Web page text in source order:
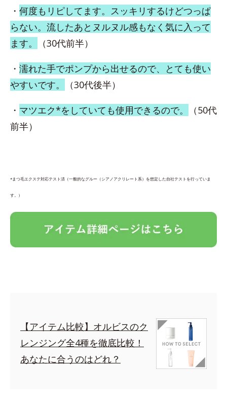
・ 何度もリピしてます。スッキリするけどつっぱ
らない。流したあとヌルヌル感もなく気に入って
ます。
（30代前半）
・ 濡れた手でポンプから出せるので、とても使い
やすいです。
（30代後半）
・ マツエク*をしていても使用できるので。
（50代
前半）
*まつ毛エクステ対応テスト済（一般的なグルー（シアノアクリレート系）を想定した自社テストを行っていま
す。）
【アイテム比較】オルビスのク
レンジング全4種を徹底比較！
あなたに合うのはどれ？